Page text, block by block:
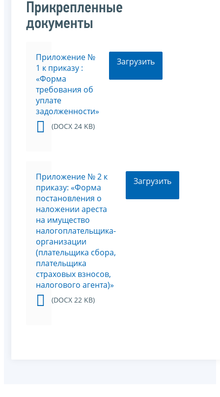
Прикрепленные
документы
Приложение №
1 к приказу :
«Форма
требования об
уплате
задолженности»
(DOCX 24 KB)
Загрузить
Приложение № 2 к
приказу: «Форма
постановления о
наложении ареста
на имущество
налогоплательщика-
организации
(плательщика сбора,
плательщика
страховых взносов,
налогового агента)»
(DOCX 22 KB)
Загрузить